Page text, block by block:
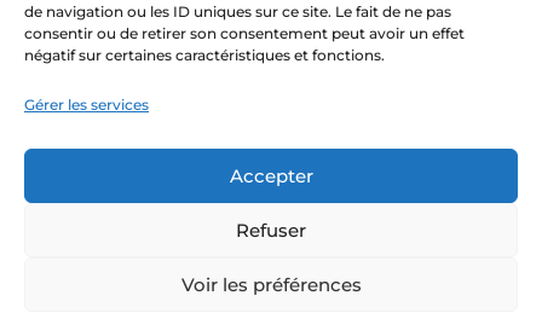
de navigation ou les ID uniques sur ce site. Le fait de ne pas
consentir ou de retirer son consentement peut avoir un effet
négatif sur certaines caractéristiques et fonctions.
Gérer les services
Accepter
Refuser
Voir les préférences
FABRICATION FRANÇAISE